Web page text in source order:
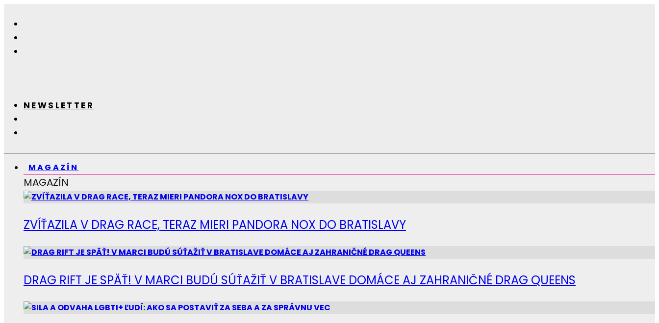
NEWSLETTER
MAGAZÍN
MAGAZÍN
ZVÍŤAZILA V DRAG RACE, TERAZ MIERI PANDORA NOX DO BRATISLAVY
DRAG RIFT JE SPÄŤ! V MARCI BUDÚ SÚŤAŽIŤ V BRATISLAVE DOMÁCE AJ ZAHRANIČNÉ DRAG QUEENS